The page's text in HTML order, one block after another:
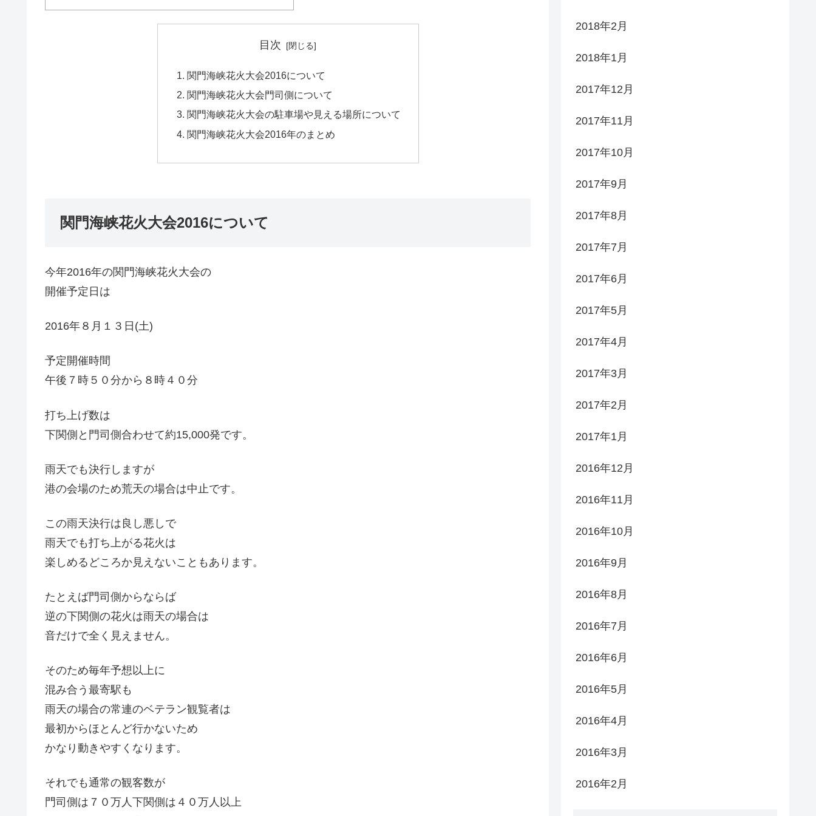
目次
関門海峡花火大会2016について
関門海峡花火大会門司側について
関門海峡花火大会の駐車場や見える場所について
関門海峡花火大会2016年のまとめ
関門海峡花火大会2016について
今年2016年の関門海峡花火大会の
開催予定日は
2016年８月１３日(土)
予定開催時間
午後７時５０分から８時４０分
打ち上げ数は
下関側と門司側合わせて約15,000発です。
雨天でも決行しますが
港の会場のため荒天の場合は中止です。
この雨天決行は良し悪しで
雨天でも打ち上がる花火は
楽しめるどころか見えないこともあります。
たとえば門司側からならば
逆の下関側の花火は雨天の場合は
音だけで全く見えません。
そのため毎年予想以上に
混み合う最寄駅も
雨天の場合の常連のベテラン観覧者は
最初からほとんど行かないため
かなり動きやすくなります。
それでも通常の観客数が
門司側は７０万人下関側は４０万人以上
2018年2月
2018年1月
2017年12月
2017年11月
2017年10月
2017年9月
2017年8月
2017年7月
2017年6月
2017年5月
2017年4月
2017年3月
2017年2月
2017年1月
2016年12月
2016年11月
2016年10月
2016年9月
2016年8月
2016年7月
2016年6月
2016年5月
2016年4月
2016年3月
2016年2月